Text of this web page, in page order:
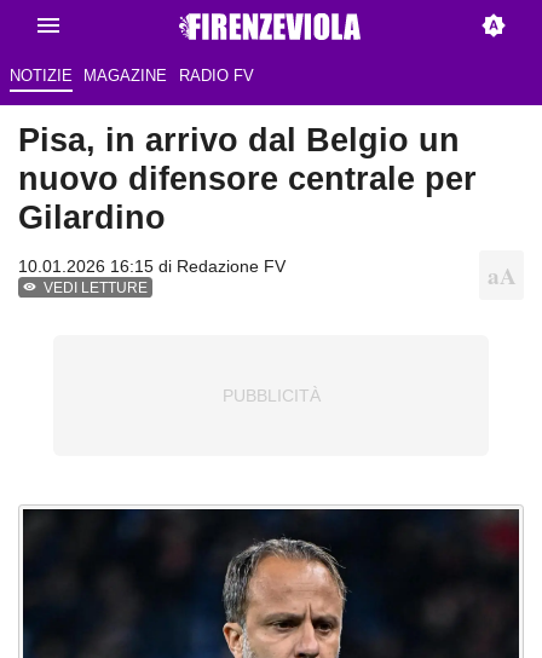
NOTIZIE MAGAZINE RADIO FV
Pisa, in arrivo dal Belgio un
nuovo difensore centrale per
Gilardino
10.01.2026 16:15 di Redazione FV
VEDI LETTURE